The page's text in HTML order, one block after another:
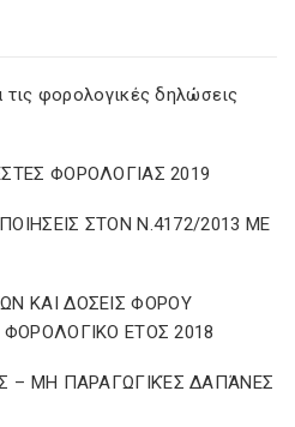
τις φορολογικές δηλώσεις
ΦΟΡΟΛΟΓΙΑΣ 2019
ΣΤΟΝ Ν.4172/2013 ΜΕ
ΚΑΙ ΔΟΣΕΙΣ ΦΟΡΟΥ
ΕΤΟΣ 2018
– ΜΗ ΠΑΡΑΓΩΓΙΚΈΣ ΔΑΠΆΝΕΣ